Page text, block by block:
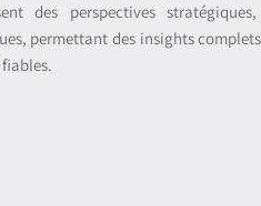
des perspectives
permettant des insights